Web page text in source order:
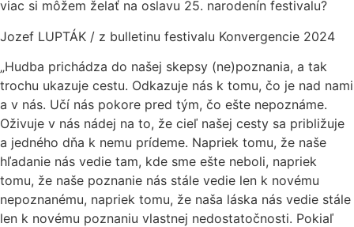
viac si môžem želať na oslavu 25. narodenín festivalu?
Jozef LUPTÁK / z bulletinu festivalu Konvergencie 2024
„Hudba prichádza do našej skepsy (ne)poznania, a tak
trochu ukazuje cestu. Odkazuje nás k tomu, čo je nad nami
a v nás. Učí nás pokore pred tým, čo ešte nepoznáme.
Oživuje v nás nádej na to, že cieľ našej cesty sa približuje
a jedného dňa k nemu prídeme. Napriek tomu, že naše
hľadanie nás vedie tam, kde sme ešte neboli, napriek
tomu, že naše poznanie nás stále vedie len k novému
nepoznanému, napriek tomu, že naša láska nás vedie stále
len k novému poznaniu vlastnej nedostatočnosti. Pokiaľ